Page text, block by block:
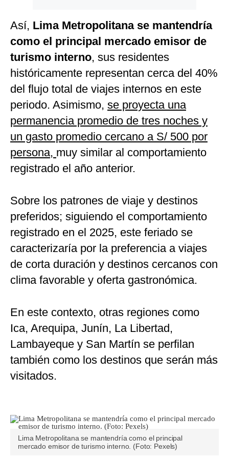
Así, Lima Metropolitana se mantendría
como el principal mercado emisor de
turismo interno, sus residentes
históricamente representan cerca del 40%
del flujo total de viajes internos en este
periodo. Asimismo, se proyecta una
permanencia promedio de tres noches y
un gasto promedio cercano a S/ 500 por
persona, muy similar al comportamiento
registrado el año anterior.
Sobre los patrones de viaje y destinos
preferidos; siguiendo el comportamiento
registrado en el 2025, este feriado se
caracterizaría por la preferencia a viajes
de corta duración y destinos cercanos con
clima favorable y oferta gastronómica.
En este contexto, otras regiones como
Ica, Arequipa, Junín, La Libertad,
Lambayeque y San Martín se perfilan
también como los destinos que serán más
visitados.
Lima Metropolitana se mantendría como el principal
mercado emisor de turismo interno. (Foto: Pexels)